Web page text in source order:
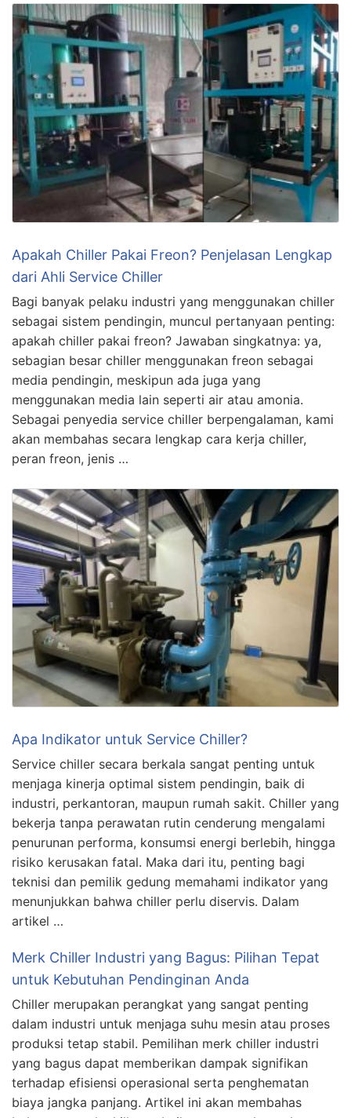
Apakah Chiller Pakai Freon? Penjelasan Lengkap
dari Ahli Service Chiller
Bagi banyak pelaku industri yang menggunakan chiller
sebagai sistem pendingin, muncul pertanyaan penting:
apakah chiller pakai freon? Jawaban singkatnya: ya,
sebagian besar chiller menggunakan freon sebagai
media pendingin, meskipun ada juga yang
menggunakan media lain seperti air atau amonia.
Sebagai penyedia service chiller berpengalaman, kami
akan membahas secara lengkap cara kerja chiller,
peran freon, jenis …
Apa Indikator untuk Service Chiller?
Service chiller secara berkala sangat penting untuk
menjaga kinerja optimal sistem pendingin, baik di
industri, perkantoran, maupun rumah sakit. Chiller yang
bekerja tanpa perawatan rutin cenderung mengalami
penurunan performa, konsumsi energi berlebih, hingga
risiko kerusakan fatal. Maka dari itu, penting bagi
teknisi dan pemilik gedung memahami indikator yang
menunjukkan bahwa chiller perlu diservis. Dalam
artikel …
Merk Chiller Industri yang Bagus: Pilihan Tepat
untuk Kebutuhan Pendinginan Anda
Chiller merupakan perangkat yang sangat penting
dalam industri untuk menjaga suhu mesin atau proses
produksi tetap stabil. Pemilihan merk chiller industri
yang bagus dapat memberikan dampak signifikan
terhadap efisiensi operasional serta penghematan
biaya jangka panjang. Artikel ini akan membahas